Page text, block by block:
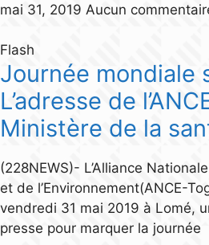
mai 31, 2019 Aucun
Flash
Journée mondiale
L’adresse de
Ministère de la
(228NEWS)- L’Alliance
et de l’Environnement(ANCE-
vendredi 31 mai 2019 à Lomé,
presse pour marquer la journée